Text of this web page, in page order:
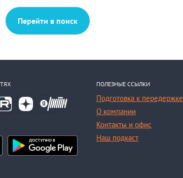
Перейти в поиск
ПОЛЕЗНЫЕ ССЫЛКИ
Подготовка к передержке
О компании
Контакты и офис
Наш подкаст